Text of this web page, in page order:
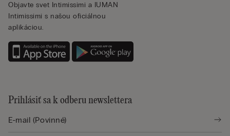
Objavte svet Intimissimi a IUMAN
Intimissimi s našou oficiálnou
aplikáciou.
Prihlásiť sa k odberu newslettera